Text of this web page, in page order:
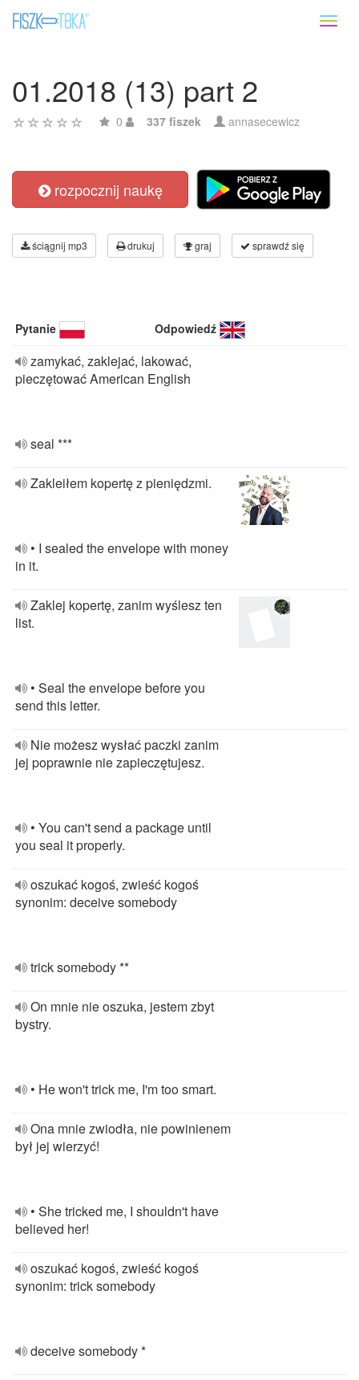
01.2018 (13) part 2
0 337 fiszek annasecewicz
rozpocznij naukę
ściągnij mp3 drukuj graj sprawdź się
Pytanie Odpowiedź
zamykać, zaklejać, lakować,
pieczętować American English
seal ***
Zakleiłem kopertę z pieniędzmi.
• I sealed the envelope with money
in it.
Zaklej kopertę, zanim wyślesz ten
list.
• Seal the envelope before you
send this letter.
Nie możesz wysłać paczki zanim
jej poprawnie nie zapieczętujesz.
• You can't send a package until
you seal it properly.
oszukać kogoś, zwieść kogoś
synonim: deceive somebody
trick somebody **
On mnie nie oszuka, jestem zbyt
bystry.
• He won't trick me, I'm too smart.
Ona mnie zwiodła, nie powinienem
był jej wierzyć!
• She tricked me, I shouldn't have
believed her!
oszukać kogoś, zwieść kogoś
synonim: trick somebody
deceive somebody *